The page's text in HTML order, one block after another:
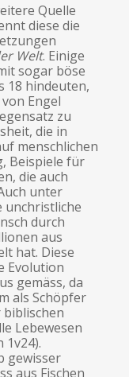
Quelle
diese die
Welt. Einige
sogar böse
18 hindeuten,
Engel
zu
die in
menschlichen
Beispiele für
die auch
unter
unchristliche
durch
aus
hat. Diese
Evolution
gemäss, da
als Schöpfer
biblischen
Lebewesen
1v24).
gewisser
aus Fischen